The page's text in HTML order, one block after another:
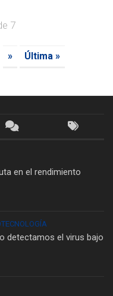
7
» Última »
en el rendimiento
detectamos el virus bajo